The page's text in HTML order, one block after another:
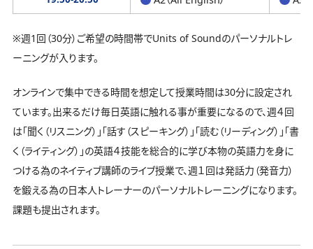
※週1回（30分）ご希望の時間帯でUnits of Soundのパーソナルトレ
ーニングが入ります。
オンラインで集中できる時間を想定して授業時間は30分に設定され
ています。出来るだけ毎日英語に触れる事が重要になるので、週４回
は「聞く（リスニング）」「話す（スピーキング）」「読む（リーディング）」「書
く（ライティング）」の英語４技能を総合的に学び本物の英語力を身に
つける為のネイティブ講師のライブ授業で、週１回は発話力（発音力）
を鍛える為の日本人トレーナーのパーソナルトレーニングになります。
課題も提出されます。